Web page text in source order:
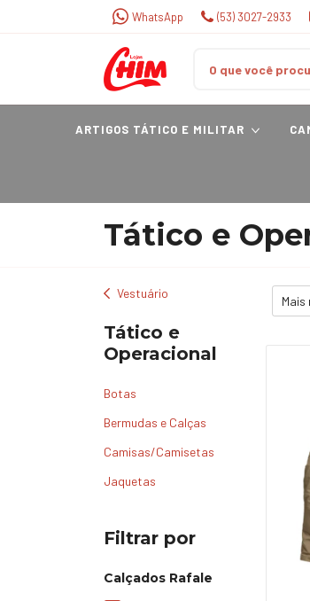
WhatsApp (53) 3027-2933
ARTIGOS TÁTICO E MILITAR
Tático e
Vestuário
Tático e
Operacional
Botas
Bermudas e Calças
Camisas/Camisetas
Jaquetas
Filtrar por
Calçados Rafale